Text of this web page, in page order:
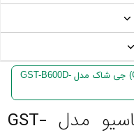
ویدئوها ساعت مچی مردانه کاسیو (CASIO) جی شاک مدل GST-B600D-
ساعت مچی مردانه کاسیو مدل GST-